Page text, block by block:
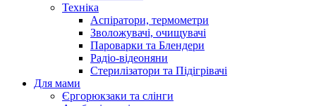
Техніка
Аспіратори, термометри
Зволожувачі, очищувачі
Пароварки та Блендери
Радіо-відеоняни
Стерилізатори та Підігрівачі
Для мами
Єргорюкзаки та слінги